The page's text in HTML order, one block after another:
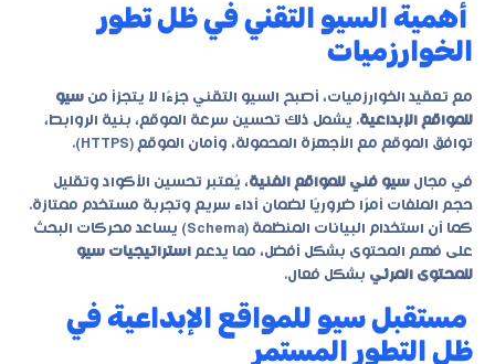
أهمية السيو التقني في ظل تطور
الخوارزميات
مع تعقيد الخوارزميات، أصبح السيو التقني جزءًا لا يتجزأ من سيو
للمواقع الإبداعية. يشمل ذلك تحسين سرعة الموقع، بنية الروابط،
توافق الموقع مع الأجهزة المحمولة، وأمان الموقع (HTTPS).
في مجال سيو فني للمواقع الفنية، يُعتبر تحسين الأكواد وتقليل
حجم الملفات أمرًا ضروريًا لضمان أداء سريع وتجربة مستخدم ممتازة.
كما أن استخدام البيانات المنظمة (Schema) يساعد محركات البحث
على فهم المحتوى بشكل أفضل، مما يدعم استراتيجيات سيو
للمحتوى المرئي بشكل فعال.
مستقبل سيو للمواقع الإبداعية في
ظل التطور المستمر